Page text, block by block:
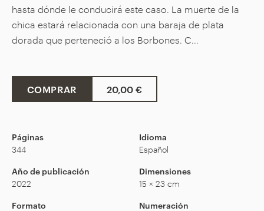
hasta dónde le conducirá este caso. La muerte de la
chica estará relacionada con una baraja de plata
dorada que perteneció a los Borbones. C...
COMPRAR 20,00 €
Páginas
344
Idioma
Español
Año de publicación
2022
Dimensiones
15 × 23 cm
Formato
Numeración